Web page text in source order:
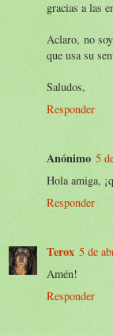
gracias a las
Aclaro, no
que usa su
Saludos,
Responder
Anónimo 5
Hola amiga,
Responder
Terox 5 de
Amén!
Responder